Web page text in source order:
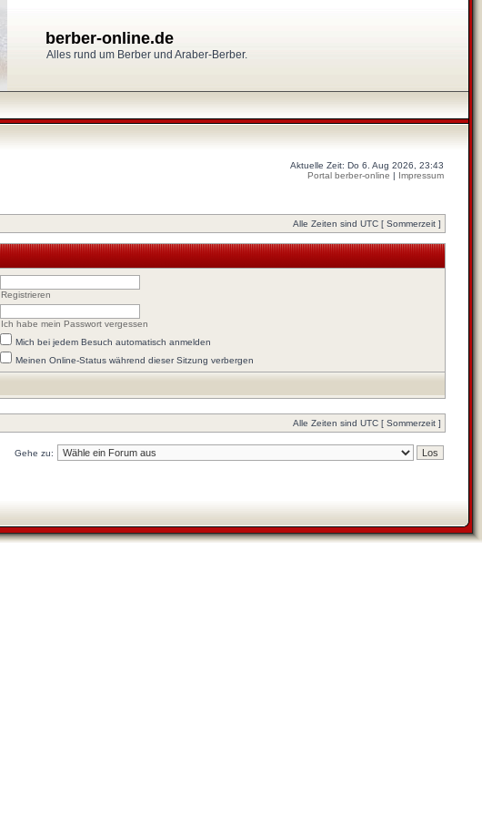
berber-online.de
Alles rund um Berber und Araber-Berber.
Aktuelle Zeit: Do 6. Aug 2026, 23:43
Portal berber-online | Impressum
Alle Zeiten sind UTC [ Sommerzeit ]
Registrieren
Ich habe mein Passwort vergessen
Mich bei jedem Besuch automatisch anmelden
Meinen Online-Status während dieser Sitzung verbergen
Alle Zeiten sind UTC [ Sommerzeit ]
Gehe zu: